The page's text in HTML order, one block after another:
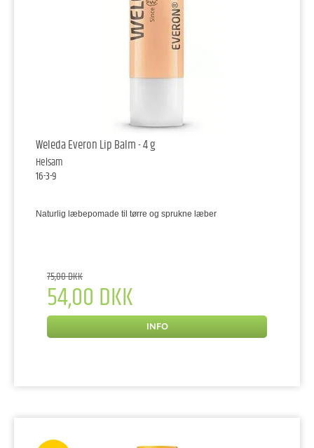
Weleda Everon Lip Balm - 4 g
Helsam
16-3-9
Naturlig læbepomade til tørre og sprukne læber
75,00 DKK
54,00 DKK
INFO